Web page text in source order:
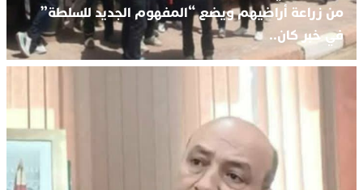
من زراعة أراضيهم ويضع “المفهوم الجديد للسلطة”
في خبر كان..